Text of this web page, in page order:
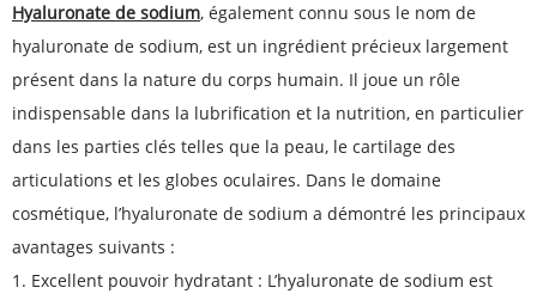
Hyaluronate de sodium, également connu sous le nom de
hyaluronate de sodium, est un ingrédient précieux largement
présent dans la nature du corps humain. Il joue un rôle
indispensable dans la lubrification et la nutrition, en particulier
dans les parties clés telles que la peau, le cartilage des
articulations et les globes oculaires. Dans le domaine
cosmétique, l’hyaluronate de sodium a démontré les principaux
avantages suivants :
1. Excellent pouvoir hydratant : L’hyaluronate de sodium est